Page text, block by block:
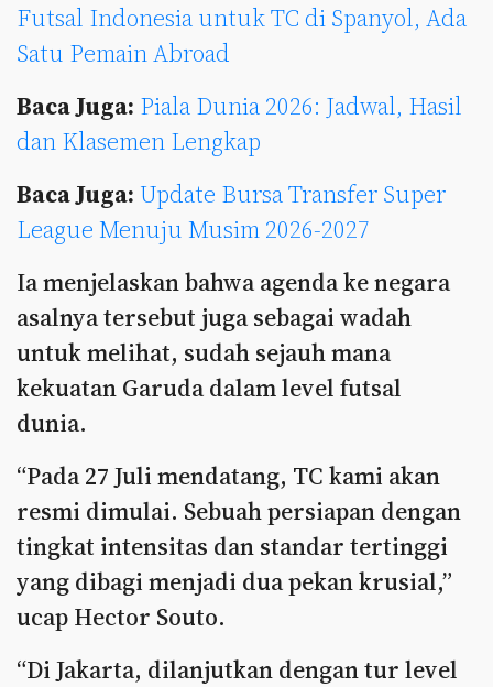
Futsal Indonesia untuk TC di Spanyol, Ada
Satu Pemain Abroad
Baca Juga: Piala Dunia 2026: Jadwal, Hasil
dan Klasemen Lengkap
Baca Juga: Update Bursa Transfer Super
League Menuju Musim 2026-2027
Ia menjelaskan bahwa agenda ke negara
asalnya tersebut juga sebagai wadah
untuk melihat, sudah sejauh mana
kekuatan Garuda dalam level futsal
dunia.
“Pada 27 Juli mendatang, TC kami akan
resmi dimulai. Sebuah persiapan dengan
tingkat intensitas dan standar tertinggi
yang dibagi menjadi dua pekan krusial,”
ucap Hector Souto.
“Di Jakarta, dilanjutkan dengan tur level